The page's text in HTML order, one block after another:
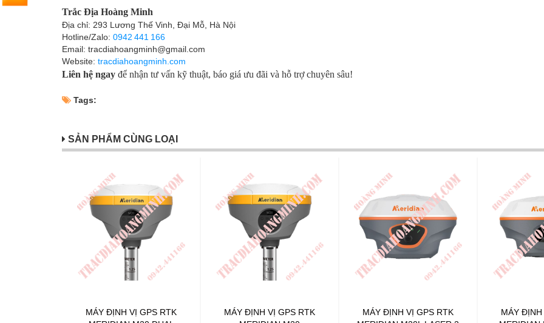
Trắc Địa Hoàng Minh
Địa chỉ: 293 Lương Thế Vinh, Đại Mỗ, Hà Nội
Hotline/Zalo: 0942 441 166
Email: tracdiahoangminh@gmail.com
Website: tracdiahoangminh.com
Liên hệ ngay để nhận tư vấn kỹ thuật, báo giá ưu đãi và hỗ trợ chuyên sâu!
Tags:
SẢN PHẨM CÙNG LOẠI
MÁY ĐỊNH VỊ GPS RTK
MÁY ĐỊNH VỊ GPS RTK
MÁY ĐỊNH VỊ GPS RTK
MÁY